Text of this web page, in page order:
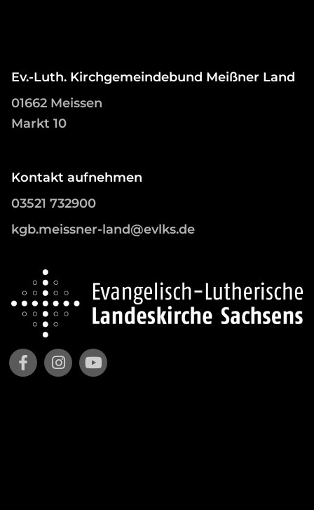
Ev.-Luth. Kirchgemeindebund Meißner Land
01662 Meissen
Markt 10
Kontakt aufnehmen
03521 732900
kgb.meissner-land@evlks.de